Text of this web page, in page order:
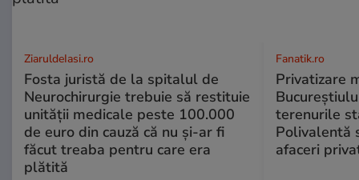
ZiaruldeIasi.ro
Fosta juristă de la spitalul de
Neurochirurgie trebuie să restituie
unității medicale peste 100.000
de euro din cauză că nu și-ar fi
făcut treaba pentru care era
plătită
Fanatik.ro
Privatizare
terenurile
Polivalentă
afaceri